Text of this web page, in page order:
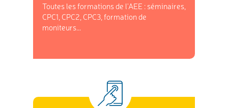
Toutes les formations de l'AEE : séminaires,
CPC1, CPC2, CPC3, formation de
moniteurs...